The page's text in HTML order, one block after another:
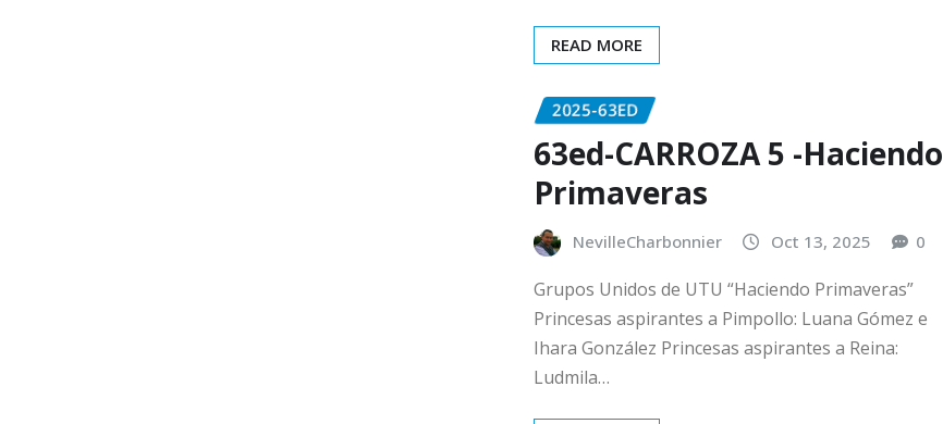
READ MORE
2025-63ED
63ed-CARROZA 5 -Haciendo
Primaveras
NevilleCharbonnier Oct 13, 2025 0
Grupos Unidos de UTU “Haciendo Primaveras”
Princesas aspirantes a Pimpollo: Luana Gómez e
Ihara González Princesas aspirantes a Reina:
Ludmila…